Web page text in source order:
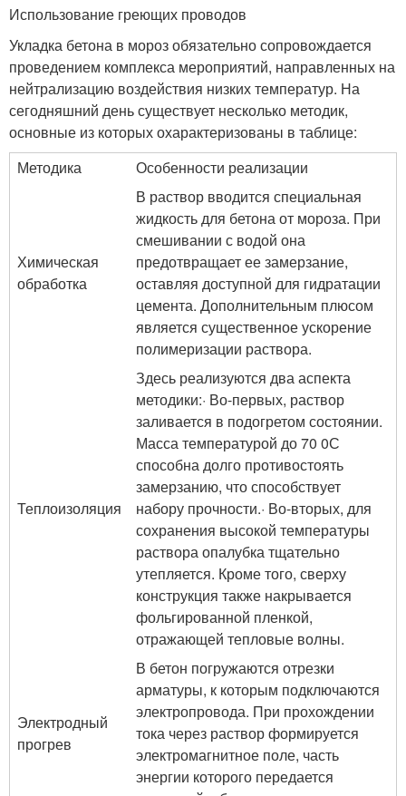
Использование греющих проводов
Укладка бетона в мороз обязательно сопровождается
проведением комплекса мероприятий, направленных на
нейтрализацию воздействия низких температур. На
сегодняшний день существует несколько методик,
основные из которых охарактеризованы в таблице:
Методика
Особенности реализации
Химическая
обработка
В раствор вводится специальная
жидкость для бетона от мороза. При
смешивании с водой она
предотвращает ее замерзание,
оставляя доступной для гидратации
цемента. Дополнительным плюсом
является существенное ускорение
полимеризации раствора.
Теплоизоляция
Здесь реализуются два аспекта
методики:· Во-первых, раствор
заливается в подогретом состоянии.
Масса температурой до 70 0С
способна долго противостоять
замерзанию, что способствует
набору прочности.· Во-вторых, для
сохранения высокой температуры
раствора опалубка тщательно
утепляется. Кроме того, сверху
конструкция также накрывается
фольгированной пленкой,
отражающей тепловые волны.
Электродный
прогрев
В бетон погружаются отрезки
арматуры, к которым подключаются
электропровода. При прохождении
тока через раствор формируется
электромагнитное поле, часть
энергии которого передается